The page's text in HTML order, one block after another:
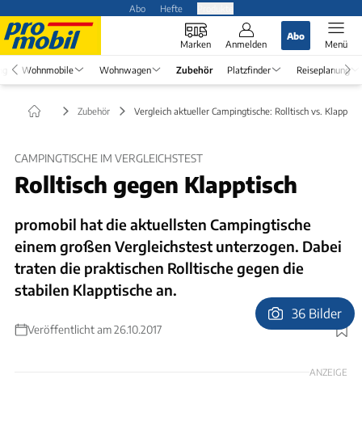
Abo Hefte
Marken Anmelden
Abo
Menü
Wohnmobile Wohnwagen Zubehör Platzfinder Reiseplanung
Zubehör Vergleich aktueller Campingtische: Rolltisch vs.
CAMPINGTISCHE IM VERGLEICHSTEST
Rolltisch gegen Klapptisch
promobil hat die aktuellsten Campingtische
einem großen Vergleichstest unterzogen. Dabei
traten die praktischen Rolltische gegen die
stabilen Klapptische an.
Veröffentlicht am 26.10.2017
Foto: Ingolf Pompe
36 Bilder
ANZEIGE